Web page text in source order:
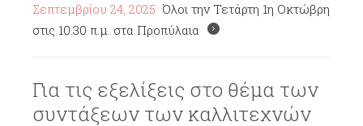
Σεπτεμβρίου 24, 2025 Όλοι την Τετάρτη 1η Οκτώβρη
στις 10.30 π.μ. στα Προπύλαια
Για τις εξελίξεις στο θέμα των
συντάξεων των καλλιτεχνών